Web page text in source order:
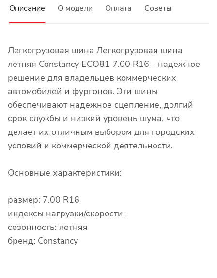
Описание О модели Оплата Советы
Легкогрузовая шина Легкогрузовая шина
летняя Constancy ECO81 7.00 R16 - надежное
решение для владельцев коммерческих
автомобилей и фургонов. Эти шины
обеспечивают надежное сцепление, долгий
срок службы и низкий уровень шума, что
делает их отличным выбором для городских
условий и коммерческой деятельности.
Основные характеристики:
размер: 7.00 R16
индексы нагрузки/скорости:
сезонность: летняя
бренд: Constancy